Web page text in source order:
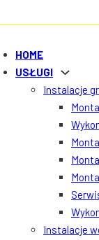
HOME
USŁUGI
Instalacje
Instalacje